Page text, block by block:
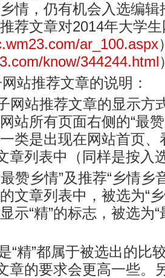
情，仍有机会入选编辑
荐文章对2014年大学
ar_100.aspx
know/344244.html
站推荐文章的说明：
网站推荐文章的显示
站所有页面右侧的“最
类是出现在网站首页
章列表中（同样是按入
最赞乡情”及推荐“乡情
文章列表中，被选为“
示“精”的标志，被选为
“精”都属于被选出的比
章的要求会更高一些。